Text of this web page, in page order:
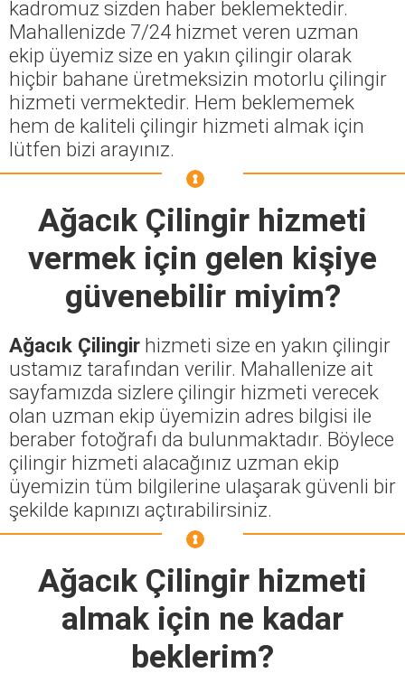
kadromuz sizden haber beklemektedir.
Mahallenizde 7/24 hizmet veren uzman
ekip üyemiz size en yakın çilingir olarak
hiçbir bahane üretmeksizin motorlu çilingir
hizmeti vermektedir. Hem beklememek
hem de kaliteli çilingir hizmeti almak için
lütfen bizi arayınız.
Ağacık Çilingir hizmeti
vermek için gelen kişiye
güvenebilir miyim?
Ağacık Çilingir hizmeti size en yakın çilingir
ustamız tarafından verilir. Mahallenize ait
sayfamızda sizlere çilingir hizmeti verecek
olan uzman ekip üyemizin adres bilgisi ile
beraber fotoğrafı da bulunmaktadır. Böylece
çilingir hizmeti alacağınız uzman ekip
üyemizin tüm bilgilerine ulaşarak güvenli bir
şekilde kapınızı açtırabilirsiniz.
Ağacık Çilingir hizmeti
almak için ne kadar
beklerim?